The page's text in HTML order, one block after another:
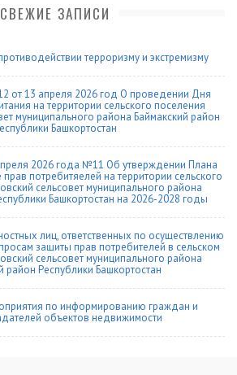
СВЕЖИЕ ЗАПИСИ
терроризму и экстремизму
13 апреля 2026 год О проведении Дня
на территории сельского поселения
муниципального района Баймакский район
Башкортостан
2026 года №11 Об утверждении Плана
потребитяелей на территории сельского
сельсовет муниципального района
Башкортостан на 2026-2028 годы
лиц, ответственных по осуществлению
защиты прав потребителей в сельском
сельсовет муниципального района
район Республики Башкортостан
по информированию граждан и
объектов недвижимости